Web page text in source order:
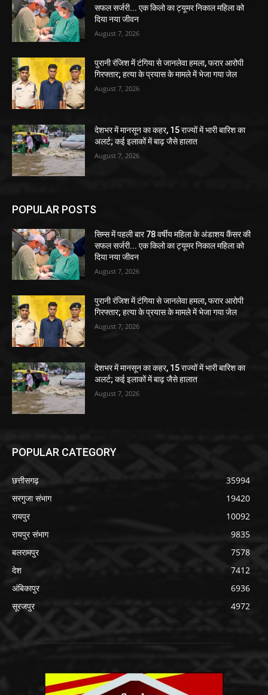
सफल सर्जरी... एक किलो का ट्यूमर निकाल महिला को
दिया नया जीवन
August 7, 2026
पुरानी रंजिश में टंगिया से जानलेवा हमला, फरार आरोपी
गिरफ्तार; हत्या के प्रयास के मामले में भेजा गया जेल
August 7, 2026
देशभर में मानसून का कहर, 15 राज्यों में भारी बारिश का
अलर्ट; कई इलाकों में बाढ़ जैसे हालात
August 7, 2026
POPULAR POSTS
सिम्स में पहली बार 78 वर्षीय महिला के अंडाशय कैंसर की
सफल सर्जरी... एक किलो का ट्यूमर निकाल महिला को
दिया नया जीवन
August 7, 2026
पुरानी रंजिश में टंगिया से जानलेवा हमला, फरार आरोपी
गिरफ्तार; हत्या के प्रयास के मामले में भेजा गया जेल
August 7, 2026
देशभर में मानसून का कहर, 15 राज्यों में भारी बारिश का
अलर्ट; कई इलाकों में बाढ़ जैसे हालात
August 7, 2026
POPULAR CATEGORY
छत्तीसगढ़
35994
सरगुजा संभाग
19420
रायपुर
10092
रायपुर संभाग
9835
बलरामपुर
7578
देश
7412
अंबिकापुर
6936
सूरजपुर
4972